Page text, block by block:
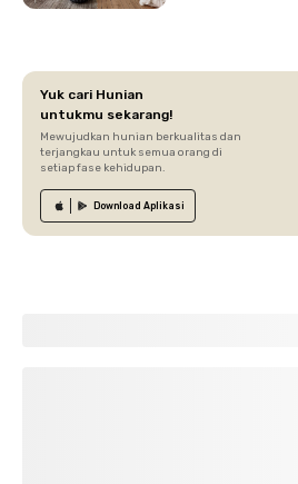
Yuk cari Hunian
untukmu sekarang!
Mewujudkan hunian berkualitas dan
terjangkau untuk semua orang di
setiap fase kehidupan.
Download Aplikasi